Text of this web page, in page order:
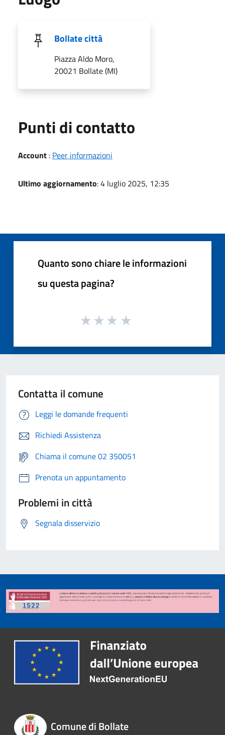
Bollate città
Piazza Aldo Moro,
20021 Bollate (MI)
Punti di contatto
Account : Peer informazioni
Ultimo aggiornamento: 4 luglio 2025, 12:35
Quanto sono chiare le informazioni
su questa pagina?
Contatta il comune
Leggi le domande frequenti
Richiedi Assistenza
Chiama il comune 02 350051
Prenota un appuntamento
Problemi in città
Segnala disservizio
Comune di Bollate